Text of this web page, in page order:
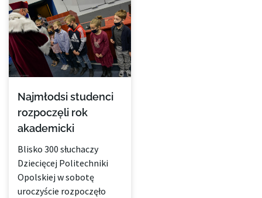
Najmłodsi studenci
rozpoczęli rok
akademicki
Blisko 300 słuchaczy
Dziecięcej Politechniki
Opolskiej w sobotę
uroczyście rozpoczęło